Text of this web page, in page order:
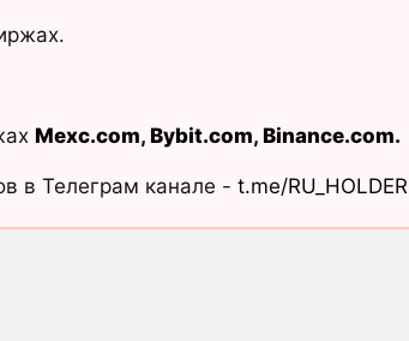
Mexc.com, Bybit.com, Binance.com.
в Телеграм канале - t.me/RU_HOLDER